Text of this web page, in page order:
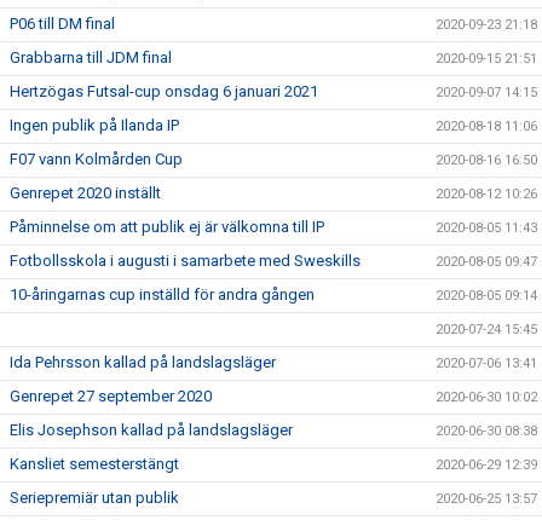
P06 till DM final 2020-09-23 21:18
Grabbarna till JDM final 2020-09-15 21:51
Hertzögas Futsal-cup onsdag 6 januari 2021 2020-09-07 14:15
Ingen publik på Ilanda IP 2020-08-18 11:06
F07 vann Kolmården Cup 2020-08-16 16:50
Genrepet 2020 inställt 2020-08-12 10:26
Påminnelse om att publik ej är välkomna till IP 2020-08-05 11:43
Fotbollsskola i augusti i samarbete med Sweskills 2020-08-05 09:47
10-åringarnas cup inställd för andra gången 2020-08-05 09:14
2020-07-24 15:45
Ida Pehrsson kallad på landslagsläger 2020-07-06 13:41
Genrepet 27 september 2020 2020-06-30 10:02
Elis Josephson kallad på landslagsläger 2020-06-30 08:38
Kansliet semesterstängt 2020-06-29 12:39
Seriepremiär utan publik 2020-06-25 13:57